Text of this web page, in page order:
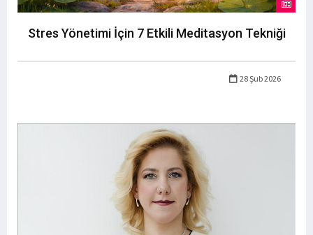
Stres Yönetimi İçin 7 Etkili Meditasyon Tekniği
28 Şub 2026